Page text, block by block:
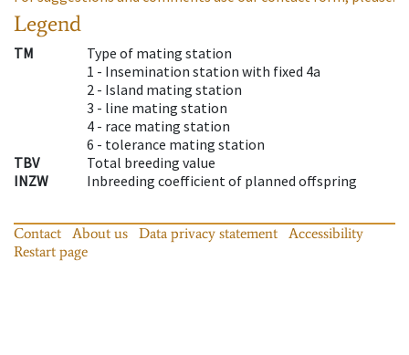
Legend
TM
Type of mating station
1 - Insemination station with fixed 4a
2 - Island mating station
3 - line mating station
4 - race mating station
6 - tolerance mating station
TBV
Total breeding value
INZW
Inbreeding coefficient of planned offspring
Contact About us Data privacy statement
Accessibility
Restart page